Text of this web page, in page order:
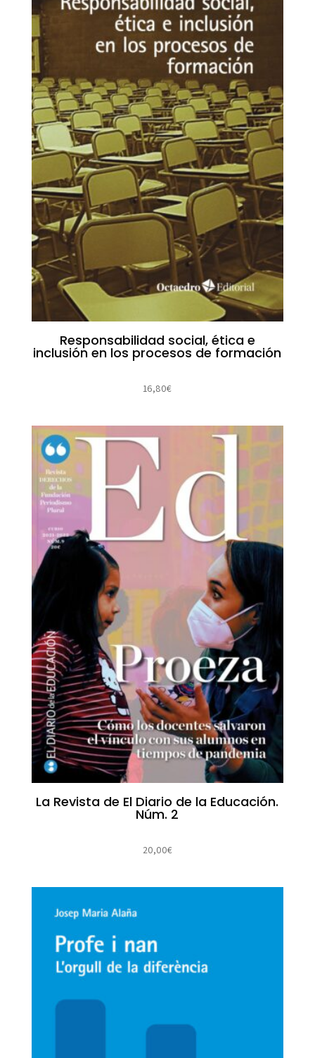
Responsabilidad social, ética e
inclusión en los procesos de formación
16,80€
La Revista de El Diario de la Educación.
Núm. 2
20,00€